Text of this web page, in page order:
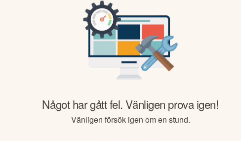
Något har gått fel. Vänligen prova igen!
Vänligen försök igen om en stund.